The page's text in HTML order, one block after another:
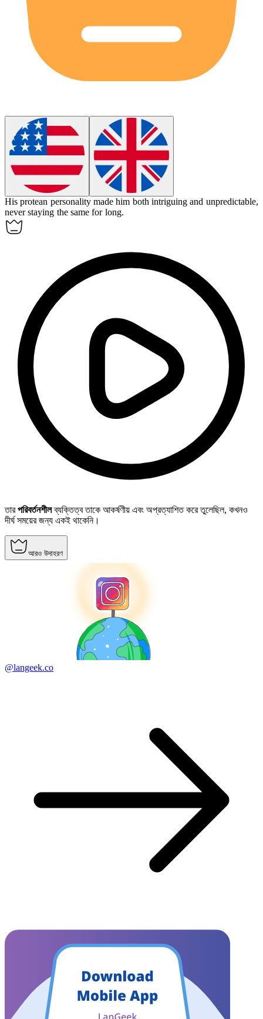
Hisprotean personality made him both intriguing and unpredictable,
never staying the same for long.
তারপরিবর্তনশীলব্যক্তিত্ব তাকে আকর্ষণীয় এবং অপ্রত্যাশিত করে তুলেছিল, কখনও
দীর্ঘ সময়ের জন্য একই থাকেনি।
আরও উদাহরণ
@langeek.co